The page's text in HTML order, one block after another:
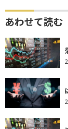
あわせて読む